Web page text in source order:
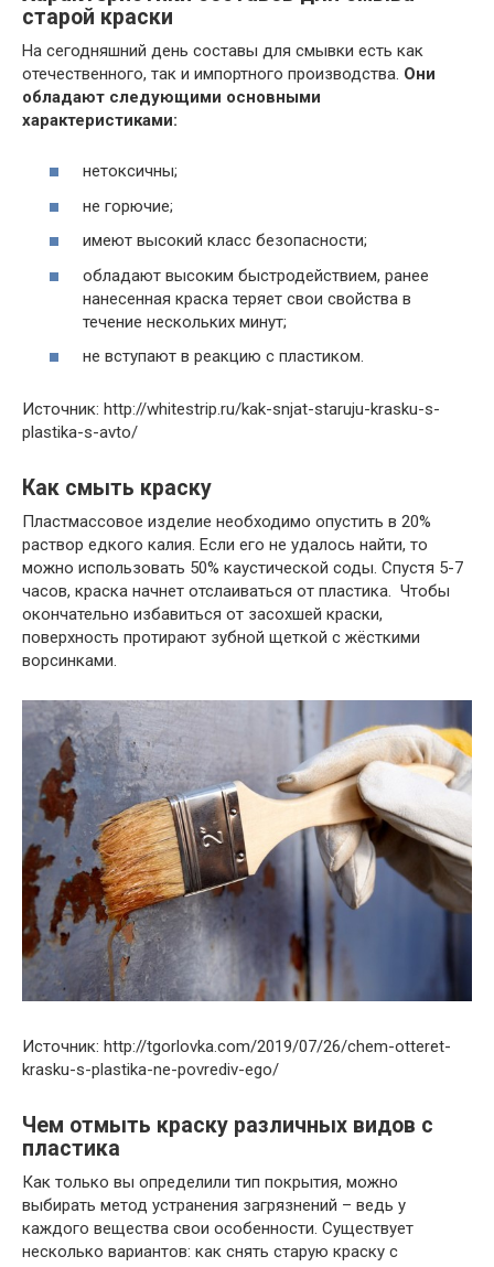
старой краски
На сегодняшний день составы для смывки есть как
отечественного, так и импортного производства. Они
обладают следующими основными
характеристиками:
нетоксичны;
не горючие;
имеют высокий класс безопасности;
обладают высоким быстродействием, ранее
нанесенная краска теряет свои свойства в
течение нескольких минут;
не вступают в реакцию с пластиком.
Источник: http://whitestrip.ru/kak-snjat-staruju-krasku-s-
plastika-s-avto/
Как смыть краску
Пластмассовое изделие необходимо опустить в 20%
раствор едкого калия. Если его не удалось найти, то
можно использовать 50% каустической соды. Спустя 5-7
часов, краска начнет отслаиваться от пластика. Чтобы
окончательно избавиться от засохшей краски,
поверхность протирают зубной щеткой с жёсткими
ворсинками.
Источник: http://tgorlovka.com/2019/07/26/chem-otteret-
krasku-s-plastika-ne-povrediv-ego/
Чем отмыть краску различных видов с
пластика
Как только вы определили тип покрытия, можно
выбирать метод устранения загрязнений – ведь у
каждого вещества свои особенности. Существует
несколько вариантов: как снять старую краску с